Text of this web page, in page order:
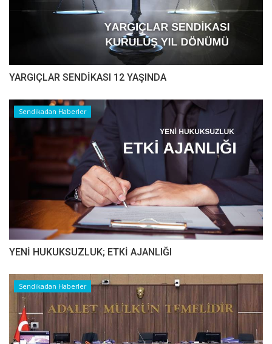
YARGIÇLAR SENDİKASI 12 YAŞINDA
Sendikadan Haberler
YENİ HUKUKSUZLUK; ETKİ AJANLIĞI
Sendikadan Haberler